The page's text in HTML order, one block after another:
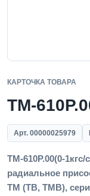
КАРТОЧКА ТОВАРА
ТМ-
Арт. 00000025979
ТМ-610Р.00(0-
радиальное
ТМ (ТВ, ТМВ),